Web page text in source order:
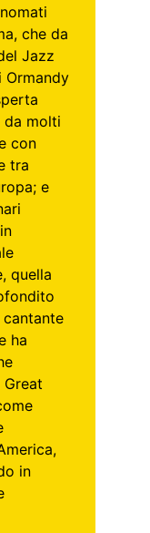
che da
Jazz
Ormandy
da molti
con
tra
e
quella
ha
in